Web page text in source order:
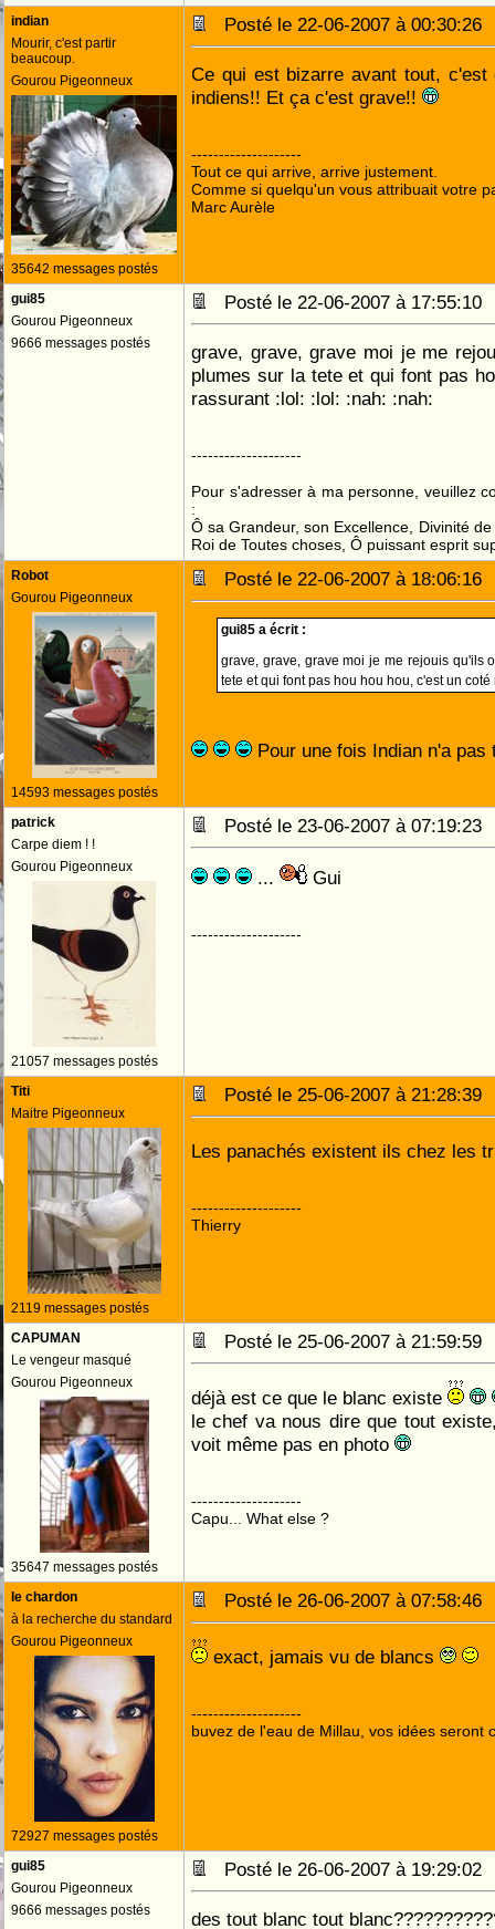
indian
Mourir, c'est partir
beaucoup.
Gourou Pigeonneux
35642 messages postés
Posté le 22-06-2007 à
Ce qui est bizarre avant tout,
indiens!! Et ça c'est grave!!
--------------------
Tout ce qui arrive, arrive justement.
Comme si quelqu'un vous attribuait votre
Marc Aurèle
gui85
Gourou Pigeonneux
9666 messages postés
Posté le 22-06-2007 à
grave, grave, grave moi je me
plumes sur la tete et qui font pas
rassurant :lol: :lol: :nah: :nah:
--------------------
Pour s'adresser à ma personne, veuillez
:
Ô sa Grandeur, son Excellence, Divinité
Roi de Toutes choses, Ô puissant esprit
Robot
Gourou Pigeonneux
14593 messages postés
Posté le 22-06-2007 à
gui85 a écrit :
grave, grave, grave moi je me rejouis qu'ils
tete et qui font pas hou hou hou, c'est un
Pour une fois Indian n'a
patrick
Carpe diem ! !
Gourou Pigeonneux
21057 messages postés
Posté le 23-06-2007 à
... Gui
--------------------
Titi
Maitre Pigeonneux
2119 messages postés
Posté le 25-06-2007 à
Les panachés existent ils chez les
--------------------
Thierry
CAPUMAN
Le vengeur masqué
Gourou Pigeonneux
35647 messages postés
Posté le 25-06-2007 à
déjà est ce que le blanc existe
le chef va nous dire que tout
voit même pas en photo
--------------------
Capu... What else ?
le chardon
à la recherche du standard
Gourou Pigeonneux
72927 messages postés
Posté le 26-06-2007 à
exact, jamais vu de blancs
--------------------
buvez de l'eau de Millau, vos idées seront
gui85
Gourou Pigeonneux
9666 messages postés
Posté le 26-06-2007 à
des tout blanc tout